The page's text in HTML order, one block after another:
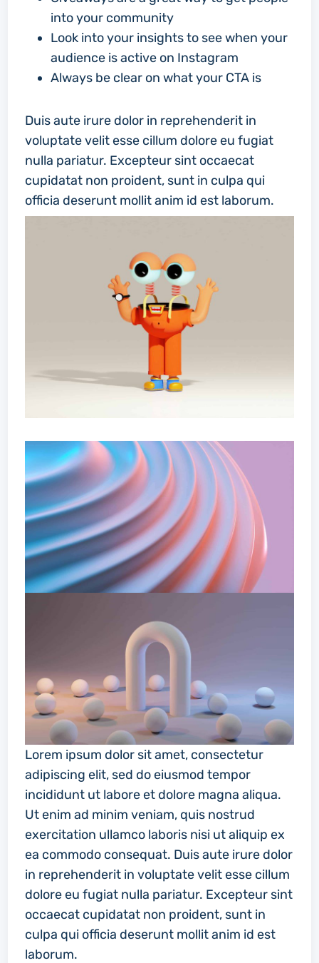
into your community
Look into your insights to see when your
audience is active on Instagram
Always be clear on what your CTA is
Duis aute irure dolor in reprehenderit in
voluptate velit esse cillum dolore eu fugiat
nulla pariatur. Excepteur sint occaecat
cupidatat non proident, sunt in culpa qui
officia deserunt mollit anim id est laborum.
Lorem ipsum dolor sit amet, consectetur
adipiscing elit, sed do eiusmod tempor
incididunt ut labore et dolore magna aliqua.
Ut enim ad minim veniam, quis nostrud
exercitation ullamco laboris nisi ut aliquip ex
ea commodo consequat. Duis aute irure dolor
in reprehenderit in voluptate velit esse cillum
dolore eu fugiat nulla pariatur. Excepteur sint
occaecat cupidatat non proident, sunt in
culpa qui officia deserunt mollit anim id est
laborum.